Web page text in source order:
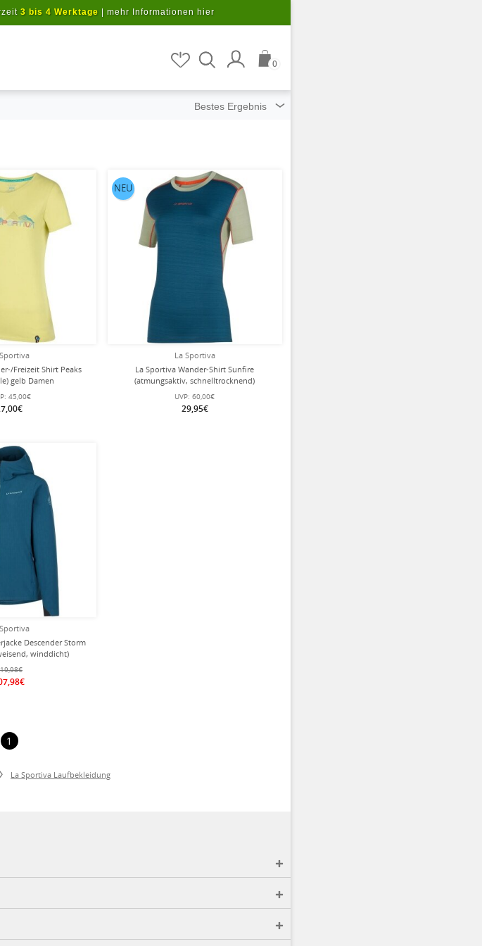
3 bis 4 Werktage mehr Informationen hier
0
Freizeit Shirt Peaks
gelb Damen
45,00€
La Sportiva
La Sportiva Wander-Shirt Sunfire
(atmungsaktiv, schnelltrocknend)
UVP: 60,00€
29,95€
NEU
Descender Storm
winddicht)
1
La Sportiva Laufbekleidung